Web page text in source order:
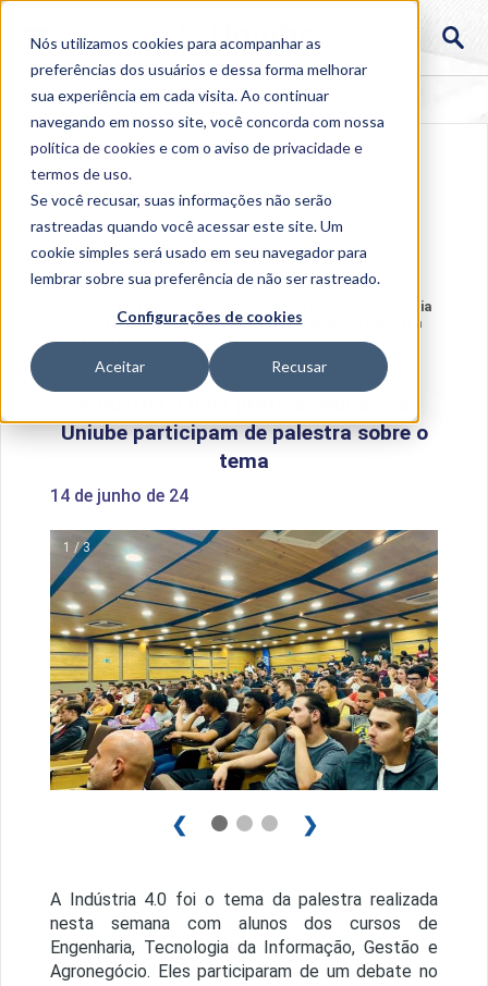
Nós utilizamos cookies para acompanhar as
preferências dos usuários e dessa forma melhorar
sua experiência em cada visita. Ao continuar
navegando em nosso site, você concorda com nossa
política de cookies e com o aviso deprivacidade e
termos de uso.
Se você recusar, suas informações não serão
rastreadas quando você acessar este site. Um
cookie simples será usado em seu navegador para
lembrar sobre sua preferência de não ser rastreado.
Configurações de cookies
Aceitar Recusar
Indústria
4.0 na prática: alunos da Uniube participam de palestra
sobre o tema
Uniube participam de palestra sobre o
tema
14 de junho de 24
1 / 3
❮ ❯
A Indústria 4.0 foi o tema da palestra realizada
nesta semana com alunos dos cursos de
Engenharia, Tecnologia da Informação, Gestão e
Agronegócio. Eles participaram de um debate no